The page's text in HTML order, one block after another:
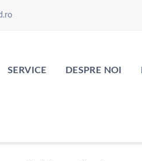
SERVICE DESPRE NOI